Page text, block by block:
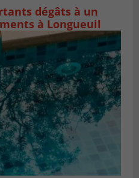
dégâts à un
à Longueuil